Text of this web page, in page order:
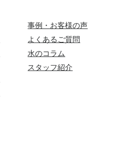
事例・お客様の声
よくあるご質問
水のコラム
スタッフ紹介